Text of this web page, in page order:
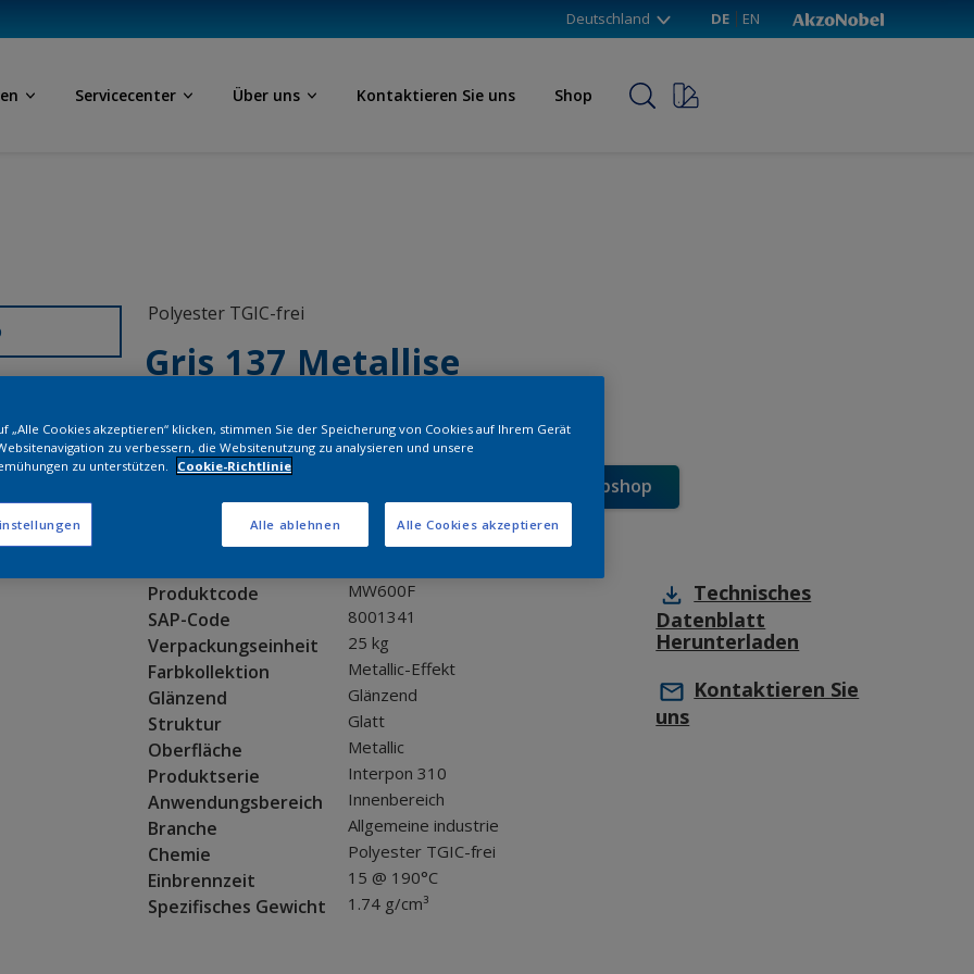
Deutschland DE EN
Servicecenter Über uns Kontaktieren Sie uns Shop
Polyester TGIC-frei
Gris 137 Metallise
Bestellen Sie direkt im Webshop
Produktcode MW600F
SAP-Code 8001341
Verpackungseinheit 25 kg
Farbkollektion Metallic-Effekt
Glänzend Glänzend
Struktur Glatt
Oberfläche Metallic
Produktserie Interpon 310
Anwendungsbereich Innenbereich
Branche Allgemeine industrie
Chemie Polyester TGIC-frei
Einbrennzeit 15 @ 190°C
Spezifisches Gewicht 1.74 g/cm³
Technisches
Datenblatt
Herunterladen
Kontaktieren Sie
uns
„Alle Cookies akzeptieren“ klicken, stimmen Sie der Speicherung von Cookies auf Ihrem Gerät
zu verbessern, die Websitenutzung zu analysieren und unsere
zu unterstützen.
Cookie-Richtlinie
Alle ablehnen Alle Cookies akzeptieren